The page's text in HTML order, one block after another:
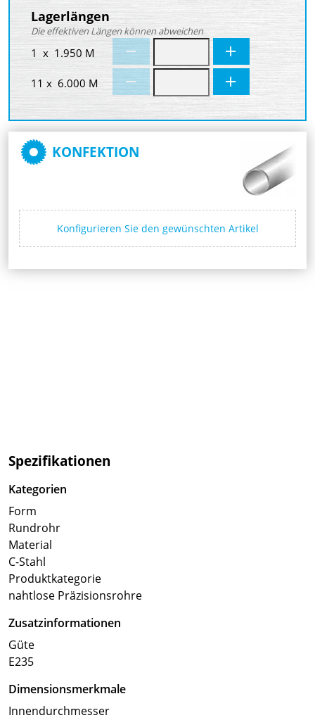
Lagerlängen
Die effektiven Längen können abweichen
1 x 1.950 M
11 x 6.000 M
KONFEKTION
Konfigurieren Sie den gewünschten Artikel
Spezifikationen
Kategorien
Form
Rundrohr
Material
C-Stahl
Produktkategorie
nahtlose Präzisionsrohre
Zusatzinformationen
Güte
E235
Dimensionsmerkmale
Innendurchmesser